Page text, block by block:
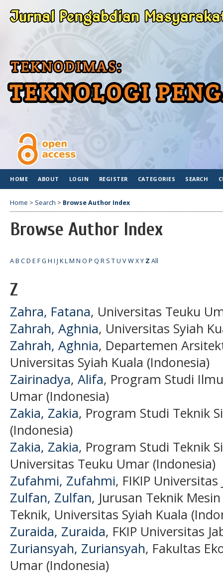
HOME ABOUT LOGIN REGISTER CATEGORIES SEARCH
Home > Search > Browse Author Index
Browse Author Index
AB CD E FG H I J KLM N O P Q R S TU VWXY Z All
Z
Zahra, Fatana, Universitas Teuku
Zahrah, Aghnia, Universitas Syiah
Zahrah, Aghnia, Departemen
Universitas Syiah Kuala (Indonesia)
Zairinadya, Alifa, Program Studi
Umar (Indonesia)
Zakia, Zakia, Program Studi Teknik
(Indonesia)
Zakia, Zakia, Program Studi Teknik
Universitas Teuku Umar (Indonesia)
Zufahmi, Zufahmi, FIKIP
Zulfan, Zulfan, Jurusan Teknik
Teknik, Universitas Syiah Kuala
Zuraida, Zuraida, FKIP Universitas
Zuriansyah, Zuriansyah, Fakultas
Umar (Indonesia)